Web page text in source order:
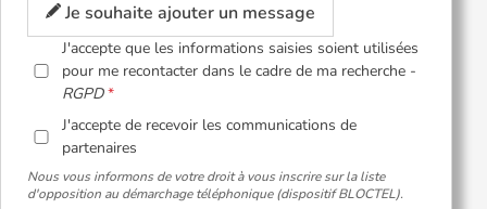
Je souhaite ajouter un message
J'accepte que les informations saisies soient utilisées
pour me recontacter dans le cadre de ma recherche -
RGPD
J'accepte de recevoir les communications de
partenaires
Nous vous informons de votre droit à vous inscrire sur la liste
d'opposition au démarchage téléphonique (dispositif BLOCTEL).